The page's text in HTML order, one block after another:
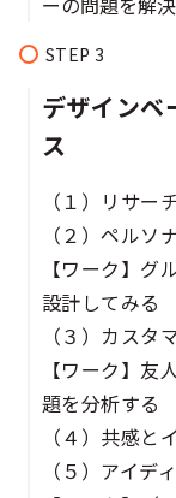
デザインベ
ス
（１）リサ
（２）ペルソ
【ワーク】グ
設計してみる
（３）カスタ
【ワーク】
題を分析する
（４）共感と
（５）アイデ